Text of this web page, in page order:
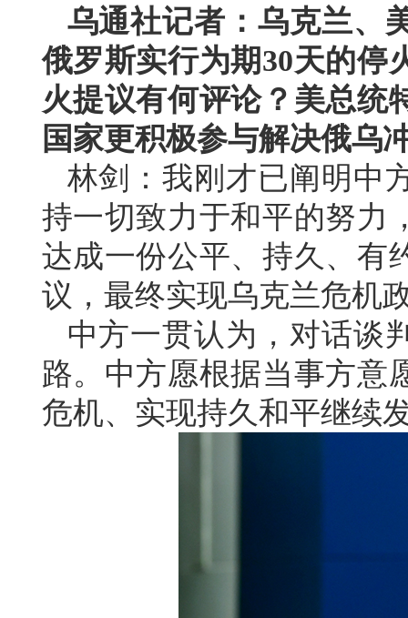
乌通社记者：乌克兰、
俄罗斯实行为期30天的停
火提议有何评论？美总统
国家更积极参与解决俄乌
林剑：我刚才已阐明中
持一切致力于和平的努力
达成一份公平、持久、有
议，最终实现乌克兰危机
中方一贯认为，对话谈
路。中方愿根据当事方意
危机、实现持久和平继续